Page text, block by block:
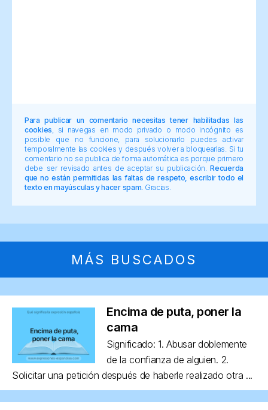
Para publicar un comentario necesitas tener habilitadas las
cookies , si navegas en modo privado o modo incógnito es
posible que no funcione, para solucionarlo puedes activar
temporalmente las cookies y después volver a bloquearlas. Si tu
comentario no se publica de forma automática es porque primero
debe ser revisado antes de aceptar su publicación.Recuerda
que no están permitidas las faltas de respeto, escribir todo el
texto en mayúsculas y hacer spam. Gracias.
MÁS BUSCADOS
Encima de puta, poner la
cama
Significado: 1. Abusar doblemente
de la confianza de alguien. 2.
Solicitar una petición después de haberle realizado otra ...